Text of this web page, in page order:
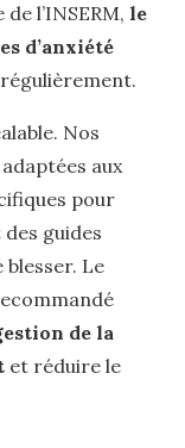
l’INSERM, le
d’anxiété
Nos
aux
pour
guides
Le
de la
et réduire le